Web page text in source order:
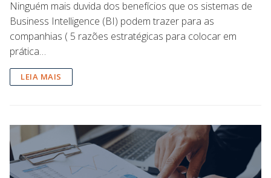
Ninguém mais duvida dos benefícios que os sistemas de
Business Intelligence (BI) podem trazer para as
companhias ( 5 razões estratégicas para colocar em
prática…
LEIA MAIS